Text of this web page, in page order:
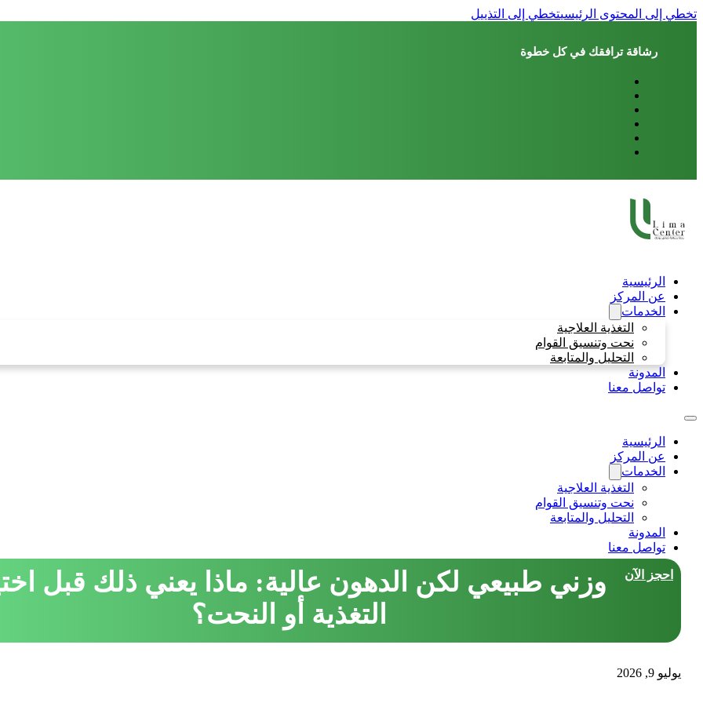
تخطي إلى المحتوى الرئيسيتخطي إلى التذييل
رشاقة ترافقك في كل خطوة
الرئيسية
عن المركز
الخدمات
التغذية العلاجية
نحت وتنسيق القوام
التحليل والمتابعة
المدونة
تواصل معنا
الرئيسية
عن المركز
الخدمات
التغذية العلاجية
نحت وتنسيق القوام
التحليل والمتابعة
المدونة
تواصل معنا
احجز الآن
وزني طبيعي لكن الدهون عالية: ماذا يعني ذلك قبل
التغذية أو النحت؟
يوليو 9, 2026